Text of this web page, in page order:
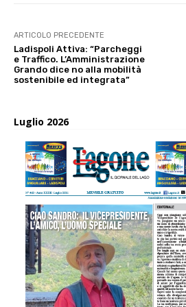
ARTICOLO PRECEDENTE
Ladispoli Attiva: “Parcheggi
e Traffico. L’Amministrazione
Grando dice no alla mobilità
sostenibile ed integrata”
Luglio 2026